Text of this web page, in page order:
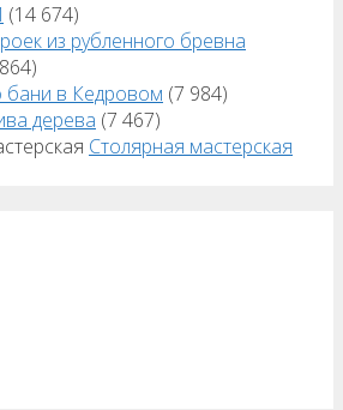
(14 674)
из рубленного бревна
бани в Кедровом (7 984)
дерева (7 467)
Столярная мастерская